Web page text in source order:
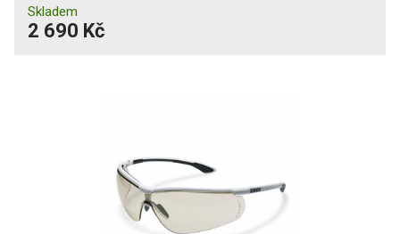
Skladem
2 690 Kč